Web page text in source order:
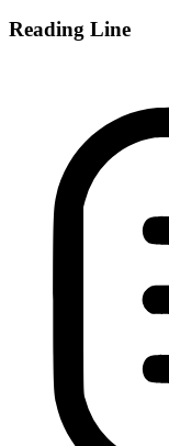
Reading Line